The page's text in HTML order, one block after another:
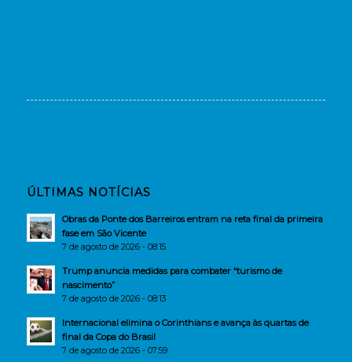
ÚLTIMAS NOTÍCIAS
Obras da Ponte dos Barreiros entram na reta final da primeira
fase em São Vicente
7 de agosto de 2026 - 08:15
Trump anuncia medidas para combater “turismo de
nascimento”
7 de agosto de 2026 - 08:13
Internacional elimina o Corinthians e avança às quartas de
final da Copa do Brasil
7 de agosto de 2026 - 07:59